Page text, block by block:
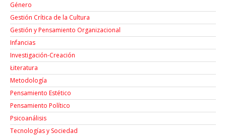
Género
Gestión Crítica de la Cultura
Gestión y Pensamiento Organizacional
Infancias
Investigación-Creación
Łiteratura
Metodología
Pensamiento Estético
Pensamiento Político
Psicoanálisis
Tecnologías y Sociedad